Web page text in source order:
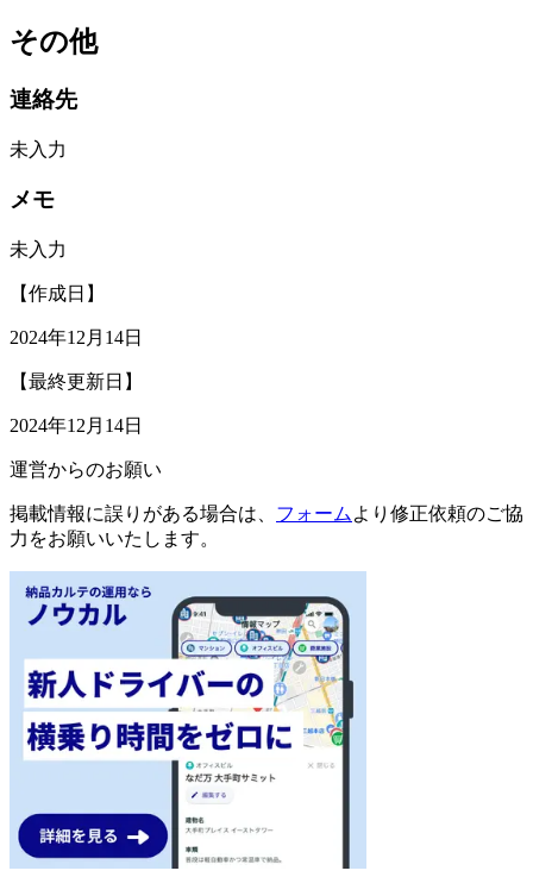
その他
連絡先
未入力
メモ
未入力
【作成日】
2024年12月14日
【最終更新日】
2024年12月14日
運営からのお願い
掲載情報に誤りがある場合は、 フォーム より修正依頼のご協
力をお願いいたします。